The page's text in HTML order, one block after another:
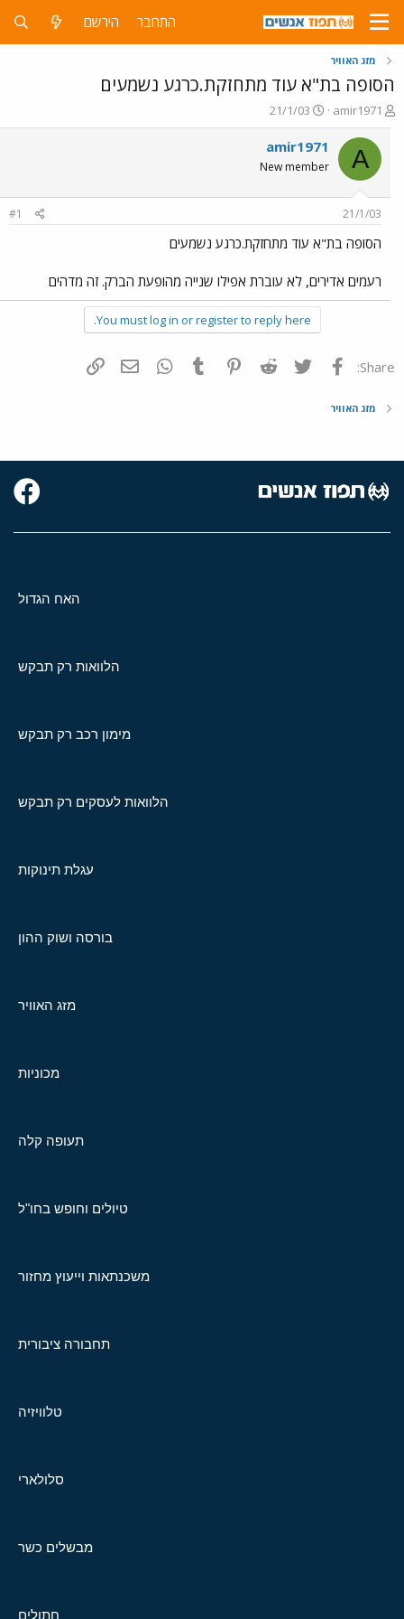
התחבר הירשם
מזג האוויר
הסופה בת"א עוד מתחזקת.כרגע נשמעים
פ
ו
ת
ח
ה
ש
א
amir1971
פ
ו
ר
ם
ר
21/1/03
A
amir1971
New member
21/1/03
#1
הסופה בת"א עוד מתחזקת.כרגע נשמעים
רעמים אדירים, לא עוברת אפילו שנייה מהופעת הברק. זה מדהים
You must log in or register to reply here.
Share: פייסבוק Twitter
Reddit
Pinterest
Tumblr
WhatsAppדואר אלקטרוני
מזג האוויר
האח הגדול
הלוואות רק תבקש
מימון רכב רק תבקש
הלוואות לעסקים רק תבקש
עגלת תינוקות
בורסה ושוק ההון
מזג האוויר
מכוניות
תעופה קלה
טיולים וחופש בחו"ל
משכנתאות וייעוץ מחזור
תחבורה ציבורית
טלוויזיה
סלולארי
מבשלים כשר
חתולים